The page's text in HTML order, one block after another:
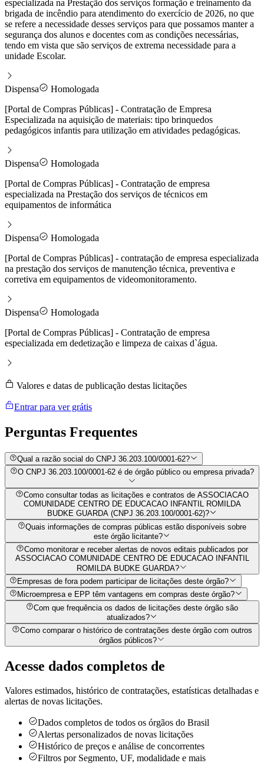
especializada na Prestação dos serviços formação e treinamento da
brigada de incêndio para atendimento do exercício de 2026, no que
se refere a necessidade desses serviços para que possamos manter a
segurança dos alunos e docentes com as condições necessárias,
tendo em vista que são serviços de extrema necessidade para a
unidade Escolar.
Dispensa
Homologada
[Portal de Compras Públicas] - Contratação de Empresa
Especializada na aquisição de materiais: tipo brinquedos
pedagógicos infantis para utilização em atividades pedagógicas.
Dispensa
Homologada
[Portal de Compras Públicas] - Contratação de empresa
especializada na Prestação dos serviços de técnicos em
equipamentos de informática
Dispensa
Homologada
[Portal de Compras Públicas] - contratação de empresa especializada
na prestação dos serviços de manutenção técnica, preventiva e
corretiva em equipamentos de videomonitoramento.
Dispensa
Homologada
[Portal de Compras Públicas] - Contratação de empresa
especializada em dedetização e limpeza de caixas d`água.
Valores e datas de publicação destas licitações
Entrar para ver grátis
Perguntas Frequentes
Qual a razão social do CNPJ 36.203.100/0001-62?
O CNPJ 36.203.100/0001-62 é de órgão público ou empresa privada?
Como consultar todas as licitações e contratos de ASSOCIACAO
COMUNIDADE CENTRO DE EDUCACAO INFANTIL ROMILDA
BUDKE GUARDA (CNPJ 36.203.100/0001-62)?
Quais informações de compras públicas estão disponíveis sobre
este órgão licitante?
Como monitorar e receber alertas de novos editais publicados por
ASSOCIACAO COMUNIDADE CENTRO DE EDUCACAO INFANTIL
ROMILDA BUDKE GUARDA?
Empresas de fora podem participar de licitações deste órgão?
Microempresa e EPP têm vantagens em compras deste órgão?
Com que frequência os dados de licitações deste órgão são
atualizados?
Como comparar o histórico de contratações deste órgão com outros
órgãos públicos?
Acesse dados completos de
Valores estimados, histórico de contratações, estatísticas detalhadas e
alertas de novas licitações.
Dados completos de todos os órgãos do Brasil
Alertas personalizados de novas licitações
Histórico de preços e análise de concorrentes
Filtros por Segmento, UF, modalidade e mais